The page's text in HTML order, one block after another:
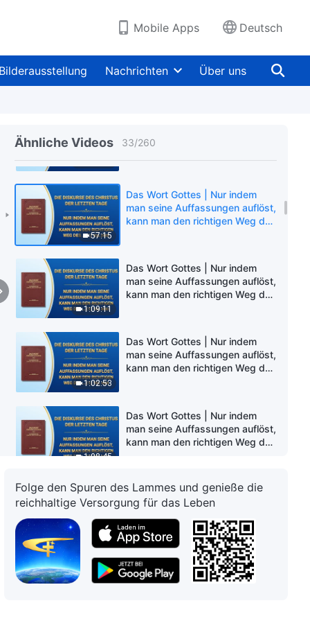
Mobile Apps Deutsch
Bilderausstellung Nachrichten Über uns
Ähnliche Videos 33/260
1:20:00
der Lebenseintritt (Teil Drei)
1:05:59
kann man den richtigen Weg des
Glaubens an Gott einschlagen
57:15
Das Wort Gottes | Nur indem
man seine Auffassungen auflöst,
kann man den richtigen Weg des
1:09:11
Das Wort Gottes | Nur indem
man seine Auffassungen auflöst,
kann man den richtigen Weg des
1:02:53
Das Wort Gottes | Nur indem
man seine Auffassungen auflöst,
kann man den richtigen Weg des
1:08:45
Das Wort Gottes | Nur indem
man seine Auffassungen auflöst,
kann man den richtigen Weg des
1:03:33
Das Wort Gottes | Nur indem
man seine Auffassungen auflöst,
Glaubens an Gott einschlagen
(2) (Teil Zwei)
Das Wort Gottes | Nur indem
man seine Auffassungen auflöst,
Folge den Spuren des Lammes und genieße die
reichhaltige Versorgung für das Leben